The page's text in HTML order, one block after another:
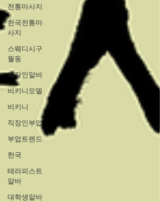
전통마사지
한국전통마
사지
스웨디시구
월동
직장인알바
비키니모델
비키니
직장인부업
부업트렌드
한국
테라피스트
알바
대학생알바